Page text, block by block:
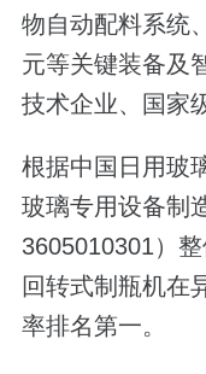
物自动配料系统
元等关键装备及
技术企业、国家
根据中国日用玻
玻璃专用设备制
3605010301）
回转式制瓶机在
率排名第一。